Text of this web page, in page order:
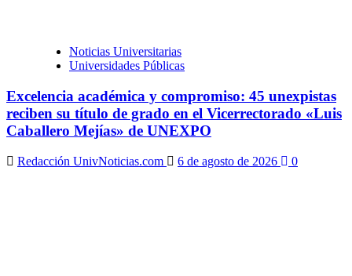
Noticias Universitarias
Universidades Públicas
Excelencia académica y compromiso: 45 unexpistas
reciben su título de grado en el Vicerrectorado «Luis
Caballero Mejías» de UNEXPO
Redacción UnivNoticias.com 6 de agosto de 2026 0